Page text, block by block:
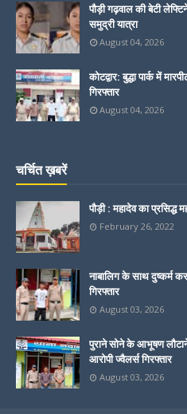
पौड़ी गढ़वाल की बेटी
समुद्री यात्रा
August 04, 2026
कोटद्वार: बुद्धा पार्क में
गिरफ्तार
August 04, 2026
चर्चित ख़बरें
पौड़ी : महादेव का प्रसिद्ध
February 26, 2022
नाबालिग के साथ दुष्कर्म
गिरफ्तार
August 03, 2026
पुराने सोने के आभूषण
आरोपी ज्वैलर्स गिरफ्तार
August 03, 2026